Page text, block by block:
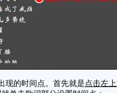
现的时间点。首先就是点击左